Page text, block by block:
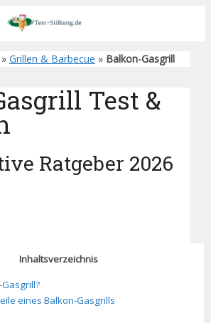
» Grillen & Barbecue » Balkon-Gasgrill
Test &
Ratgeber 2026
Inhaltsverzeichnis
eines Balkon-Gasgrills